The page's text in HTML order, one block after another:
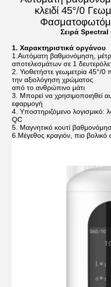
κλειδί 45°/0
Σειρά
1. Χαρακτηριστικά οργάνου
1.Αυτόματη βαθμονόμηση,
αποτελεσμάτων σε 1
2. Υιοθετήστε γεωμετρία 45°/0
την αξιολόγηση χρώματος
από το ανθρώπινο μάτι
3. Μπορεί να χρησιμοποιηθεί
εφαρμογή
4. Υποστηριζόμενο λογισμικό:
QC
5. Μαγνητικό κουτί
6.Μέγεθος κραγιόν, πιο βολικό